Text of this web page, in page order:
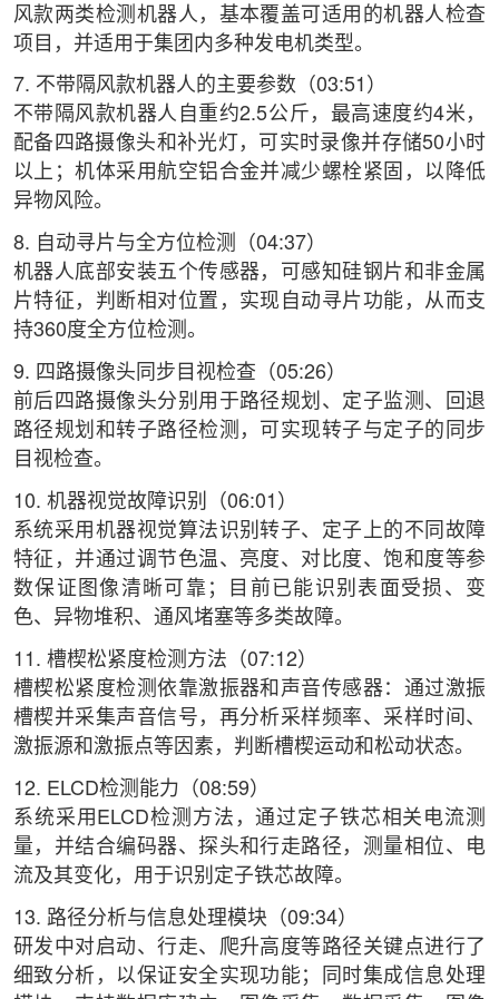
风款两类检测机器人，基本覆盖可适用的机器人检查
项目，并适用于集团内多种发电机类型。
7. 不带隔风款机器人的主要参数（03:51）
不带隔风款机器人自重约2.5公斤，最高速度约4米，
配备四路摄像头和补光灯，可实时录像并存储50小时
以上；机体采用航空铝合金并减少螺栓紧固，以降低
异物风险。
8. 自动寻片与全方位检测（04:37）
机器人底部安装五个传感器，可感知硅钢片和非金属
片特征，判断相对位置，实现自动寻片功能，从而支
持360度全方位检测。
9. 四路摄像头同步目视检查（05:26）
前后四路摄像头分别用于路径规划、定子监测、回退
路径规划和转子路径检测，可实现转子与定子的同步
目视检查。
10. 机器视觉故障识别（06:01）
系统采用机器视觉算法识别转子、定子上的不同故障
特征，并通过调节色温、亮度、对比度、饱和度等参
数保证图像清晰可靠；目前已能识别表面受损、变
色、异物堆积、通风堵塞等多类故障。
11. 槽楔松紧度检测方法（07:12）
槽楔松紧度检测依靠激振器和声音传感器：通过激振
槽楔并采集声音信号，再分析采样频率、采样时间、
激振源和激振点等因素，判断槽楔运动和松动状态。
12. ELCD检测能力（08:59）
系统采用ELCD检测方法，通过定子铁芯相关电流测
量，并结合编码器、探头和行走路径，测量相位、电
流及其变化，用于识别定子铁芯故障。
13. 路径分析与信息处理模块（09:34）
研发中对启动、行走、爬升高度等路径关键点进行了
细致分析，以保证安全实现功能；同时集成信息处理